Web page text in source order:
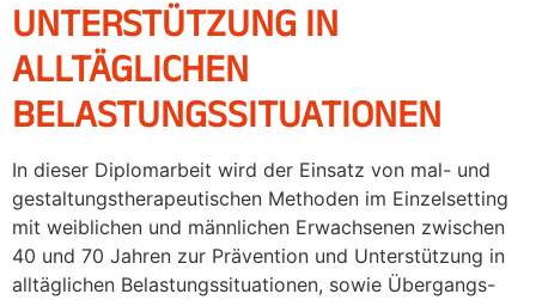
UNTERSTÜTZUNG IN
ALLTÄGLICHEN
BELASTUNGSSITUATIONEN
In dieser Diplomarbeit wird der Einsatz von mal- und
gestaltungstherapeutischen Methoden im Einzelsetting
mit weiblichen und männlichen Erwachsenen zwischen
40 und 70 Jahren zur Prävention und Unterstützung in
alltäglichen Belastungssituationen, sowie Übergangs-